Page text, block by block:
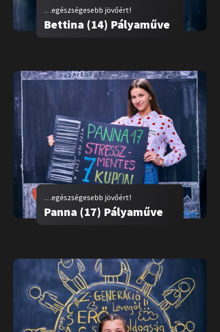
…egészségesebb jövőért!
Bettina (14) Pályaműve
…egészségesebb jövőért!
Panna (17) Pályaműve